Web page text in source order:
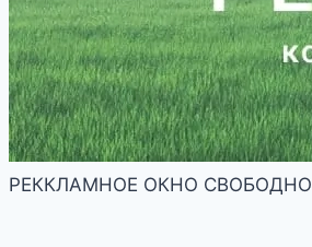
РЕККЛАМНОЕ ОКНО СВОБОДНО